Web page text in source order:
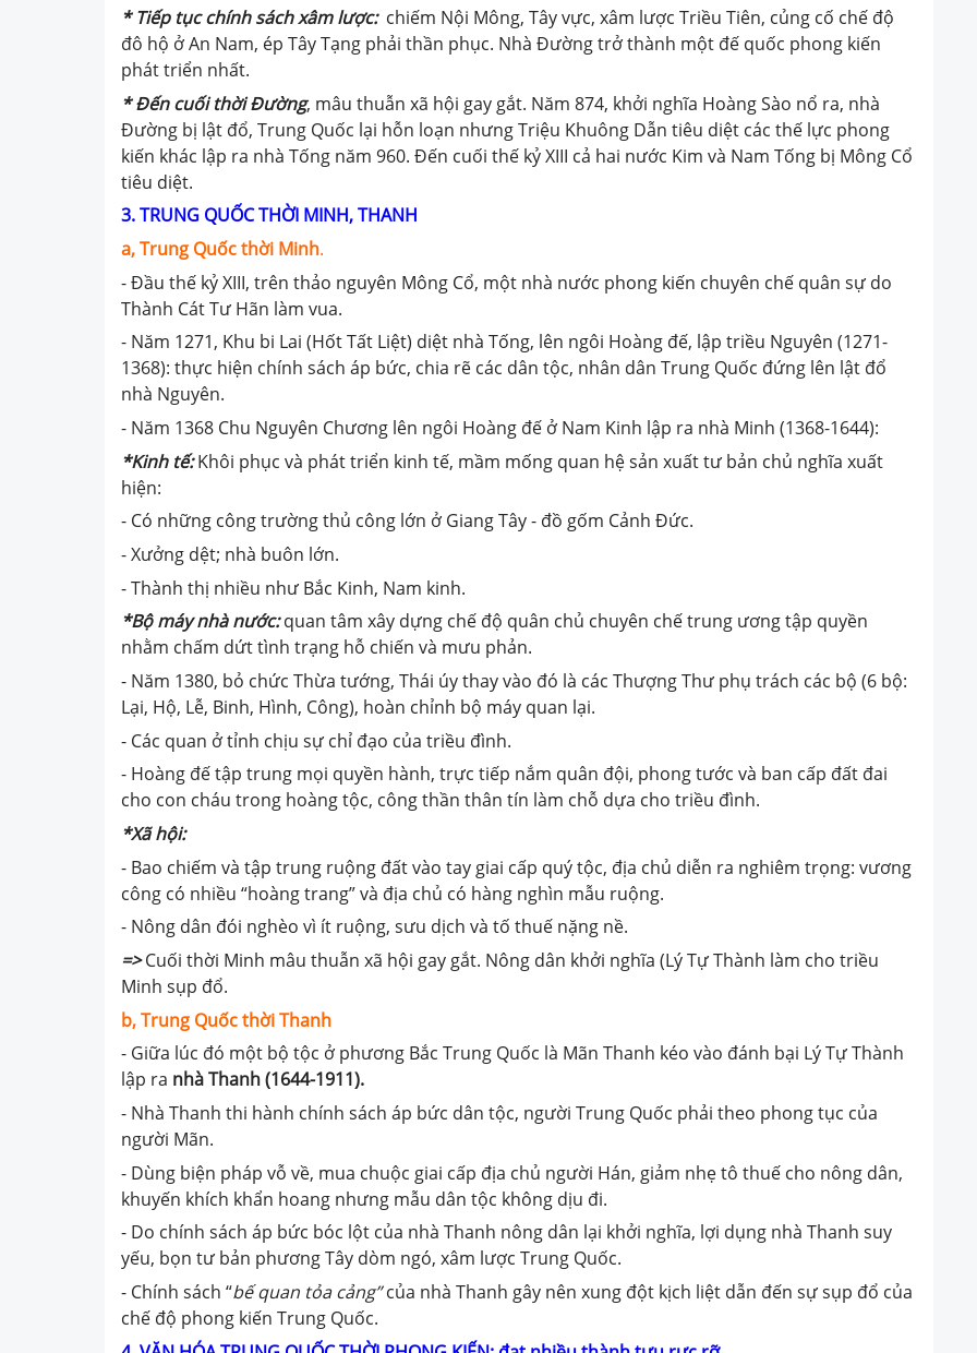
* Tiếp tục chính sách xâm lược:chiếm Nội Mông, Tây vực, xâm lược Triều Tiên, củng cố chế độ
đô hộ ở An Nam, ép Tây Tạng phải thần phục. Nhà Đường trở thành một đế quốc phong kiến
phát triển nhất.
* Đến cuối thời Đường, mâu thuẫn xã hội gay gắt. Năm 874, khởi nghĩa Hoàng Sào nổ ra, nhà
Đường bị lật đổ, Trung Quốc lại hỗn loạn nhưng Triệu Khuông Dẫn tiêu diệt các thế lực phong
kiến khác lập ra nhà Tống năm 960. Đến cuối thế kỷ XIII cả hai nước Kim và Nam Tống bị Mông Cổ
tiêu diệt.
3. TRUNG QUỐC THỜI MINH, THANH
a, Trung Quốc thời Minh.
- Đầu thế kỷ XIII, trên thảo nguyên Mông Cổ, một nhà nước phong kiến chuyên chế quân sự do
Thành Cát Tư Hãn làm vua.
- Năm 1271, Khu bi Lai (Hốt Tất Liệt) diệt nhà Tống, lên ngôi Hoàng đế, lập triều Nguyên (1271-
1368): thực hiện chính sách áp bức, chia rẽ các dân tộc, nhân dân Trung Quốc đứng lên lật đổ
nhà Nguyên.
- Năm 1368 Chu Nguyên Chương lên ngôi Hoàng đế ở Nam Kinh lập ra nhà Minh (1368-1644):
*Kinh tế:Khôi phục và phát triển kinh tế, mầm mống quan hệ sản xuất tư bản chủ nghĩa xuất
hiện:
- Có những công trường thủ công lớn ở Giang Tây - đồ gốm Cảnh Đức.
- Xưởng dệt; nhà buôn lớn.
- Thành thị nhiều như Bắc Kinh, Nam kinh.
*Bộ máy nhà nước:quan tâm xây dựng chế độ quân chủ chuyên chế trung ương tập quyền
nhằm chấm dứt tình trạng hỗ chiến và mưu phản.
- Năm 1380, bỏ chức Thừa tướng, Thái úy thay vào đó là các Thượng Thư phụ trách các bộ (6 bộ:
Lại, Hộ, Lễ, Binh, Hình, Công), hoàn chỉnh bộ máy quan lại.
- Các quan ở tỉnh chịu sự chỉ đạo của triều đình.
- Hoàng đế tập trung mọi quyền hành, trực tiếp nắm quân đội, phong tước và ban cấp đất đai
cho con cháu trong hoàng tộc, công thần thân tín làm chỗ dựa cho triều đình.
*Xã hội:
- Bao chiếm và tập trung ruộng đất vào tay giai cấp quý tộc, địa chủ diễn ra nghiêm trọng: vương
công có nhiều “hoàng trang” và địa chủ có hàng nghìn mẫu ruộng.
- Nông dân đói nghèo vì ít ruộng, sưu dịch và tố thuế nặng nề.
=>Cuối thời Minh mâu thuẫn xã hội gay gắt. Nông dân khởi nghĩa (Lý Tự Thành làm cho triều
Minh sụp đổ.
b, Trung Quốc thời Thanh
- Giữa lúc đó một bộ tộc ở phương Bắc Trung Quốc là Mãn Thanh kéo vào đánh bại Lý Tự Thành
lập ra nhà Thanh (1644-1911).
- Nhà Thanh thi hành chính sách áp bức dân tộc, người Trung Quốc phải theo phong tục của
người Mãn.
- Dùng biện pháp vỗ về, mua chuộc giai cấp địa chủ người Hán, giảm nhẹ tô thuế cho nông dân,
khuyến khích khẩn hoang nhưng mẫu dân tộc không dịu đi.
- Do chính sách áp bức bóc lột của nhà Thanh nông dân lại khởi nghĩa, lợi dụng nhà Thanh suy
yếu, bọn tư bản phương Tây dòm ngó, xâm lược Trung Quốc.
- Chính sách “bế quan tỏa cảng”của nhà Thanh gây nên xung đột kịch liệt dẫn đến sự sụp đổ của
chế độ phong kiến Trung Quốc.